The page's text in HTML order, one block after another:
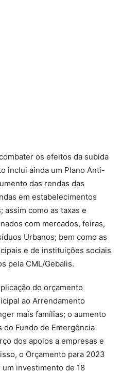
os efeitos da subida
inclui ainda um Plano Anti-
das rendas das
em estabelecimentos
assim como as taxas e
com mercados, feiras,
Urbanos; bem como as
e de instituições sociais
pela CML/Gebalis.
do orçamento
ao Arrendamento
mais famílias; o aumento
Fundo de Emergência
dos apoios a empresas e
o Orçamento para 2023
um investimento de 18